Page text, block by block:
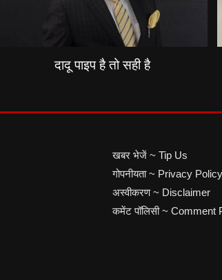
दादू पाइप है तो सही है
खबर भेजें ~ Tip Us
गोपनीयता ~ Privacy Policy
अस्वीकरण ~ Disclaimer
कमेंट पॉलिसी ~ Comment